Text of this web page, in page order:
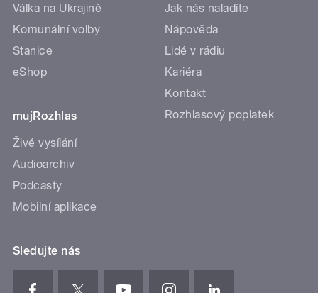
Válka na Ukrajině
Komunální volby
Stanice
eShop
mujRozhlas
Živé vysílání
Audioarchiv
Podcasty
Mobilní aplikace
Jak nás naladíte
Nápověda
Lidé v rádiu
Kariéra
Kontakt
Rozhlasový poplatek
Sledujte nás